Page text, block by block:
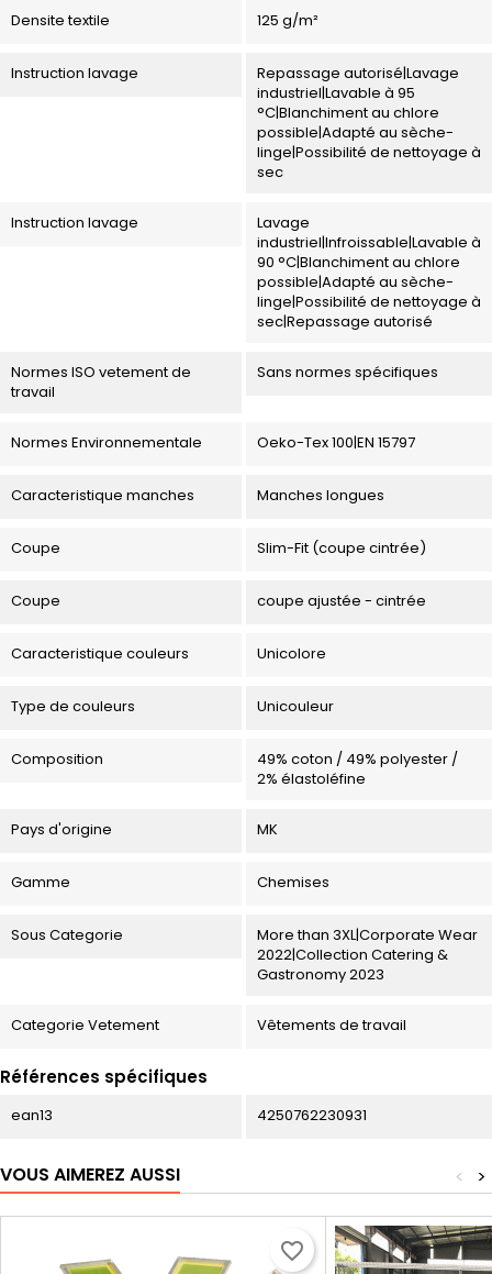
Densite textile 125 g/m²
Instruction lavage
Repassage autorisé|Lavage
industriel|Lavable à 95
°C|Blanchiment au chlore
possible|Adapté au sèche-
linge|Possibilité de nettoyage à
sec
Instruction lavage
Lavage
industriel|Infroissable|Lavable à
90 °C|Blanchiment au chlore
possible|Adapté au sèche-
linge|Possibilité de nettoyage à
sec|Repassage autorisé
Normes ISO vetement de
travail
Sans normes spécifiques
Normes Environnementale Oeko-Tex 100|EN 15797
Caracteristique manches Manches longues
Coupe Slim-Fit (coupe cintrée)
Coupe coupe ajustée - cintrée
Caracteristique couleurs Unicolore
Type de couleurs Unicouleur
Composition
49% coton / 49% polyester /
2% élastoléfine
Pays d'origine MK
Gamme Chemises
Sous Categorie
More than 3XL|Corporate Wear
2022|Collection Catering &
Gastronomy 2023
Categorie Vetement Vêtements de travail
Références spécifiques
ean13 4250762230931
VOUS AIMEREZ AUSSI >
<
favorite_border